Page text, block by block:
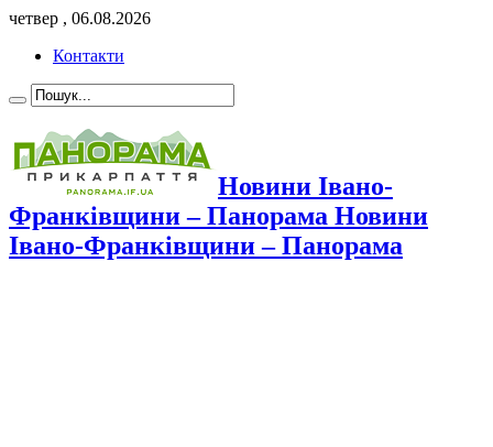
четвер , 06.08.2026
Контакти
Новини Івано-
Франківщини – Панорама Новини
Івано-Франківщини – Панорама